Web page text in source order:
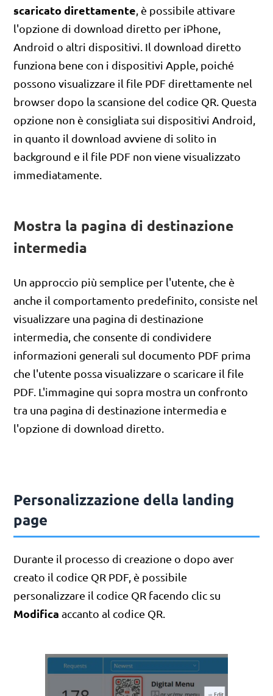
scaricato direttamente, è possibile attivare
l'opzione di download diretto per iPhone,
Android o altri dispositivi. Il download diretto
funziona bene con i dispositivi Apple, poiché
possono visualizzare il file PDF direttamente nel
browser dopo la scansione del codice QR. Questa
opzione non è consigliata sui dispositivi Android,
in quanto il download avviene di solito in
background e il file PDF non viene visualizzato
immediatamente.
Mostra la pagina di destinazione
intermedia
Un approccio più semplice per l'utente, che è
anche il comportamento predefinito, consiste nel
visualizzare una pagina di destinazione
intermedia, che consente di condividere
informazioni generali sul documento PDF prima
che l'utente possa visualizzare o scaricare il file
PDF. L'immagine qui sopra mostra un confronto
tra una pagina di destinazione intermedia e
l'opzione di download diretto.
Personalizzazione della landing
page
Durante il processo di creazione o dopo aver
creato il codice QR PDF, è possibile
personalizzare il codice QR facendo clic su
Modificaaccanto al codice QR.